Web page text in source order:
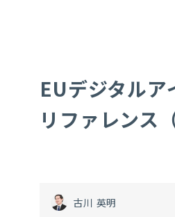
EUデジタル
リファレンス
古川 英明